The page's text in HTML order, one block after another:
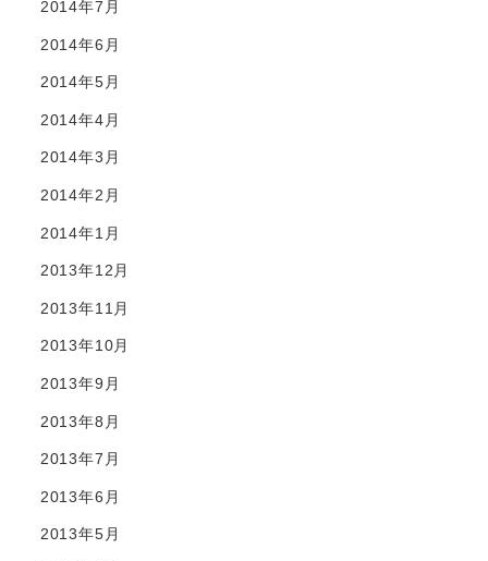
2014年7月
2014年6月
2014年5月
2014年4月
2014年3月
2014年2月
2014年1月
2013年12月
2013年11月
2013年10月
2013年9月
2013年8月
2013年7月
2013年6月
2013年5月